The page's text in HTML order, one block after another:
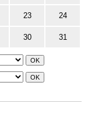
23 24
30 31